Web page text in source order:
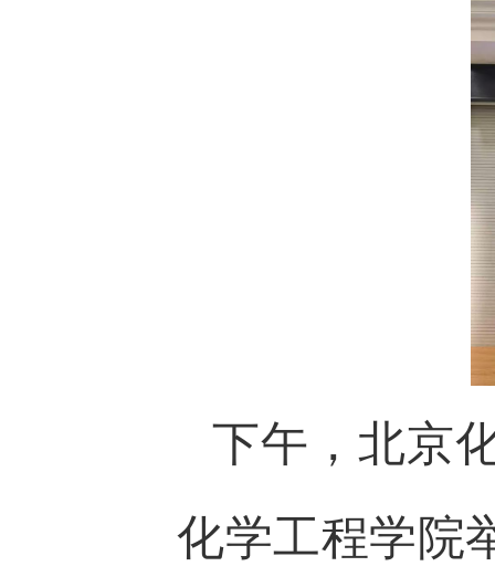
下午，北京
化学工程学院